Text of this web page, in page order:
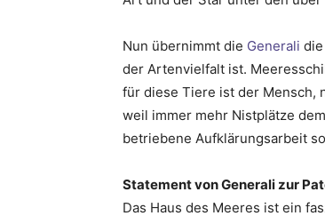
Nun übernimmt die Generali
der Artenvielfalt ist.
für diese Tiere ist der Mensch,
weil immer mehr Nistplätze
betriebene Aufklärungsarbeit
Statement von Generali zur
Das Haus des Meeres ist ein